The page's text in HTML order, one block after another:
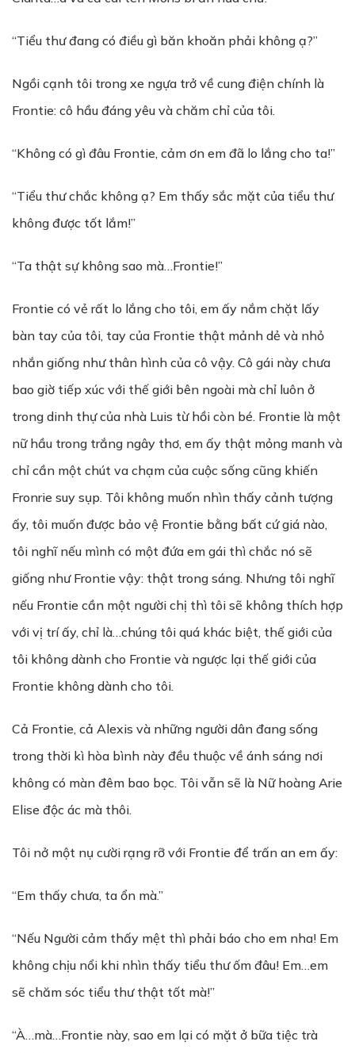
“Tiểu thư đang có điều gì băn khoăn phải không ạ?”
Ngồi cạnh tôi trong xe ngựa trở về cung điện chính là
Frontie: cô hầu đáng yêu và chăm chỉ của tôi.
“Không có gì đâu Frontie, cảm ơn em đã lo lắng cho ta!”
“Tiểu thư chắc không ạ? Em thấy sắc mặt của tiểu thư
không được tốt lắm!”
“Ta thật sự không sao mà…Frontie!”
Frontie có vẻ rất lo lắng cho tôi, em ấy nắm chặt lấy
bàn tay của tôi, tay của Frontie thật mảnh dẻ và nhỏ
nhắn giống như thân hình của cô vậy. Cô gái này chưa
bao giờ tiếp xúc với thế giới bên ngoài mà chỉ luôn ở
trong dinh thự của nhà Luis từ hồi còn bé. Frontie là một
nữ hầu trong trắng ngây thơ, em ấy thật mỏng manh và
chỉ cần một chút va chạm của cuộc sống cũng khiến
Fronrie suy sụp. Tôi không muốn nhìn thấy cảnh tượng
ấy, tôi muốn được bảo vệ Frontie bằng bất cứ giá nào,
tôi nghĩ nếu mình có một đứa em gái thì chắc nó sẽ
giống như Frontie vậy: thật trong sáng. Nhưng tôi nghĩ
nếu Frontie cần một người chị thì tôi sẽ không thích hợp
với vị trí ấy, chỉ là…chúng tôi quá khác biệt, thế giới của
tôi không dành cho Frontie và ngược lại thế giới của
Frontie không dành cho tôi.
Cả Frontie, cả Alexis và những người dân đang sống
trong thời kì hòa bình này đều thuộc về ánh sáng nơi
không có màn đêm bao bọc. Tôi vẫn sẽ là Nữ hoàng Arie
Elise độc ác mà thôi.
Tôi nở một nụ cười rạng rỡ với Frontie để trấn an em ấy:
“Em thấy chưa, ta ổn mà.”
“Nếu Người cảm thấy mệt thì phải báo cho em nha! Em
không chịu nổi khi nhìn thấy tiểu thư ốm đâu! Em…em
sẽ chăm sóc tiểu thư thật tốt mà!”
“À…mà…Frontie này, sao em lại có mặt ở bữa tiệc trà